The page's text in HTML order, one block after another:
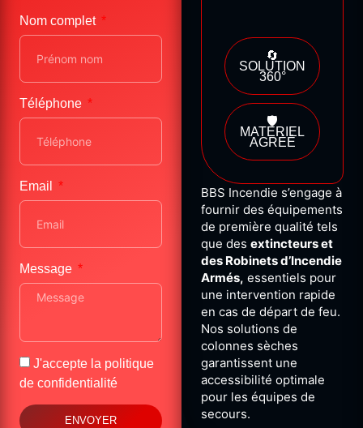
Nom complet
Téléphone
Email
Message
J'accepte la politique
de confidentialité
ENVOYER
🔄
SOLUTION
360°
🛡️
MATÉRIEL
AGRÉÉ
BBS Incendie s’engage à
fournir des équipements
de première qualité tels
que des extincteurs et
des Robinets d’Incendie
Armés, essentiels pour
une intervention rapide
en cas de départ de feu.
Nos solutions de
colonnes sèches
garantissent une
accessibilité optimale
pour les équipes de
secours.